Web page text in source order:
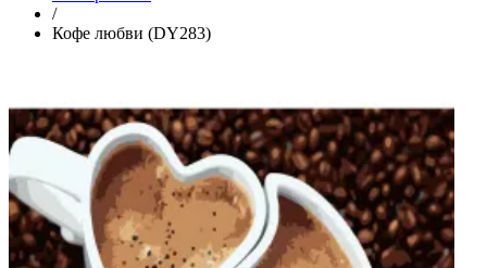
/
Кофе любви (DY283)